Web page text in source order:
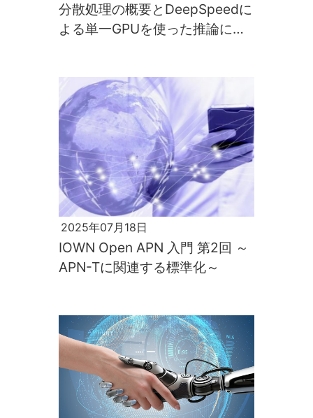
分散処理の概要とDeepSpeedに
よる単一GPUを使った推論につ
2025年07月18日
IOWN Open APN 入門 第2回 ～
APN-Tに関連する標準化～